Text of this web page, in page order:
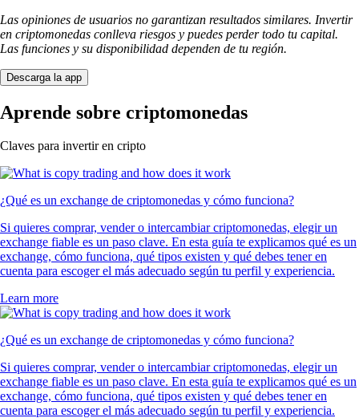
Las opiniones de usuarios no garantizan resultados similares. Invertir
en criptomonedas conlleva riesgos y puedes perder todo tu capital.
Las funciones y su disponibilidad dependen de tu región.
Descarga la app
Aprende sobre criptomonedas
Claves para invertir en cripto
¿Qué es un exchange de criptomonedas y cómo funciona?
Si quieres comprar, vender o intercambiar criptomonedas, elegir un
exchange fiable es un paso clave. En esta guía te explicamos qué es un
exchange, cómo funciona, qué tipos existen y qué debes tener en
cuenta para escoger el más adecuado según tu perfil y experiencia.
Learn more
¿Qué es un exchange de criptomonedas y cómo funciona?
Si quieres comprar, vender o intercambiar criptomonedas, elegir un
exchange fiable es un paso clave. En esta guía te explicamos qué es un
exchange, cómo funciona, qué tipos existen y qué debes tener en
cuenta para escoger el más adecuado según tu perfil y experiencia.